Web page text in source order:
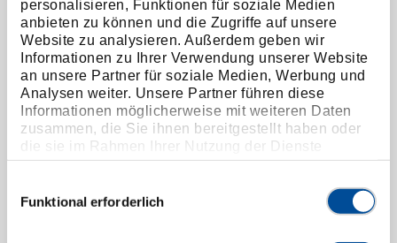
personalisieren, Funktionen für soziale Medien
anbieten zu können und die Zugriffe auf unsere
Website zu analysieren. Außerdem geben wir
Informationen zu Ihrer Verwendung unserer Website
an unsere Partner für soziale Medien, Werbung und
Analysen weiter. Unsere Partner führen diese
Informationen möglicherweise mit weiteren Daten
zusammen, die Sie ihnen bereitgestellt haben oder
die sie im Rahmen Ihrer Nutzung der Dienste
gesammelt haben. Unsere vollständige
Funktional erforderlich
Schlosserhammer ROTBAND-PLUS mit
Hickorystiel 200 g